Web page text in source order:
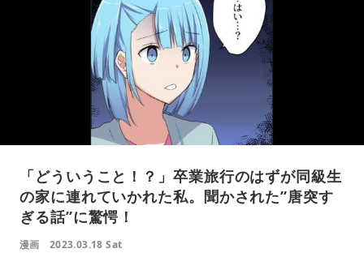
「どういうこと！？」卒業旅行のはずが同級生
の家に連れていかれた私。聞かされた”唐突す
ぎる話”に驚愕！
漫画 2023.03.18 Sat